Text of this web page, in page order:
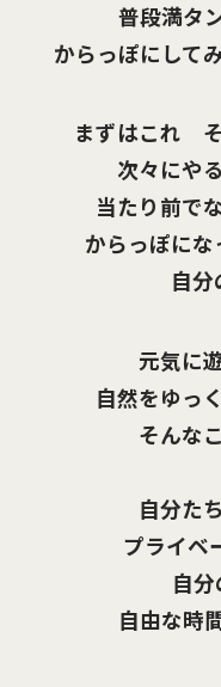
普段満タ
からっぽにして
まずはこれ
次々にや
当たり前で
からっぽに
自分
元気に
自然をゆっ
そんな
自分た
プライベ
自
自由な時